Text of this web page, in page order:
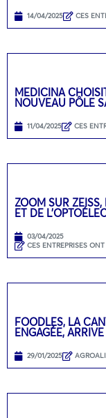
14/04/2025 CES
MEDICINA
NOUVEAU PÔLE
11/04/2025 CES
ZOOM SUR
ET DE
03/04/2025
CES ENTREPRISES
FOODLES, LA
ENGAGÉE,
29/01/2025